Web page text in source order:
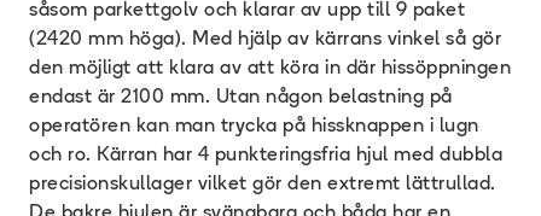
såsom parkettgolv och klarar av upp till 9 paket
(2420 mm höga). Med hjälp av kärrans vinkel så gör
den möjligt att klara av att köra in där hissöppningen
endast är 2100 mm. Utan någon belastning på
operatören kan man trycka på hissknappen i lugn
och ro. Kärran har 4 punkteringsfria hjul med dubbla
precisionskullager vilket gör den extremt lättrullad.